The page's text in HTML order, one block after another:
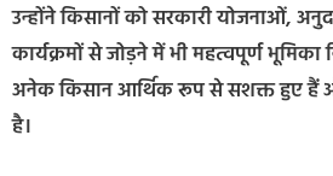
उन्होंने किसानों को सरकारी योजनाओं,
कार्यक्रमों से जोड़ने में भी महत्वपूर्ण भूमिका
अनेक किसान आर्थिक रूप से सशक्त हुए हैं
है।